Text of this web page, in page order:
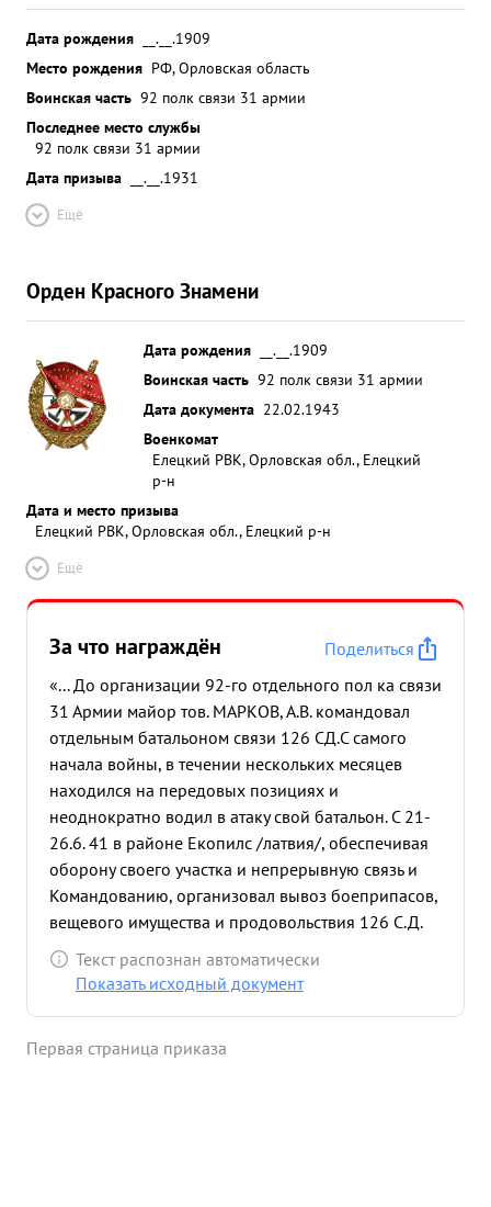
Дата рождения
__.__.1909
Место рождения РФ, Орловская область
Воинская часть 92 полк связи 31 армии
Последнее место службы
92 полк связи 31 армии
Дата призыва
__.__.1931
Ещё
Орден Красного Знамени
Дата рождения
__.__.1909
Воинская часть 92 полк связи 31 армии
Дата документа 22.02.1943
Военкомат
Елецкий РВК, Орловская обл., Елецкий
р-н
Дата и место призыва
Елецкий РВК, Орловская обл., Елецкий р-н
Ещё
За что награждён
Поделиться
«... До организации 92-го отдельного пол ка связи
31 Армии майор тов. МАРКОВ, А.В. командовал
отдельным батальоном связи 126 СД.С самого
начала войны, в течении нескольких месяцев
находился на передовых позициях и
неоднократно водил в атаку свой батальон. С 21-
26.6. 41 в районе Екопилс /латвия/, обеспечивая
оборону своего участка и непрерывную связь и
Командованию, организовал вывоз боеприпасов,
вещевого имущества и продовольствия 126 С.Д.
10.7.41 в р-не Лиадона силами своего батальона
сдерживал противника и обеспечил вывоз всего
вел бой неоднократно увлекая бойцов своего
Текст распознан автоматически
Показать исходный документ
Первая страница приказа